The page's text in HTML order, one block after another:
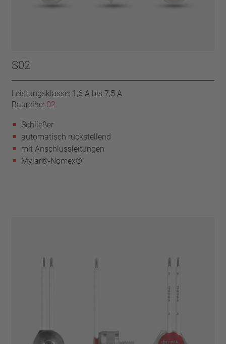
S02
Leistungsklasse: 1,6 A bis 7,5 A
Baureihe: 02
Schließer
automatisch rückstellend
mit Anschlussleitungen
Mylar®-Nomex®